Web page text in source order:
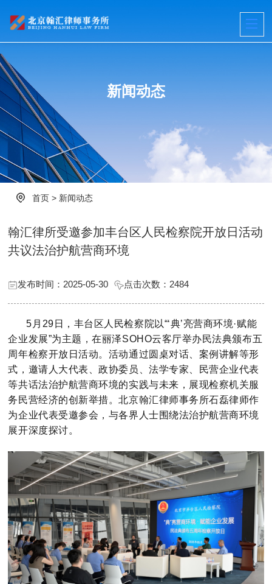
新闻动态
首页 > 新闻动态
翰汇律所受邀参加丰台区人民检察院开放日活动
共议法治护航营商环境
发布时间：2025-05-30 点击次数： 2484
5月29日，丰台区人民检察院以“‘典’亮营商环境·赋能
企业发展”为主题，在丽泽SOHO云客厅举办民法典颁布五
周年检察开放日活动。活动通过圆桌对话、案例讲解等形
式，邀请人大代表、政协委员、法学专家、民营企业代表
等共话法治护航营商环境的实践与未来，展现检察机关服
务民营经济的创新举措。北京翰汇律师事务所石磊律师作
为企业代表受邀参会，与各界人士围绕法治护航营商环境
展开深度探讨。